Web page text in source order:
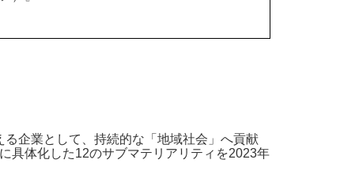
企業として、持続的な「地域社会」へ貢献
具体化した12のサブマテリアリティを2023年